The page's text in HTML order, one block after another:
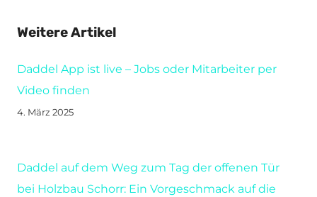
Weitere Artikel
Daddel App ist live – Jobs oder Mitarbeiter per
Video finden
4. März 2025
Daddel auf dem Weg zum Tag der offenen Tür
bei Holzbau Schorr: Ein Vorgeschmack auf die